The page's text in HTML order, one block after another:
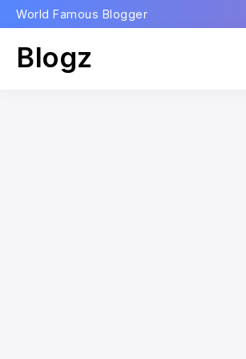
World Famous Blogger
Blogz